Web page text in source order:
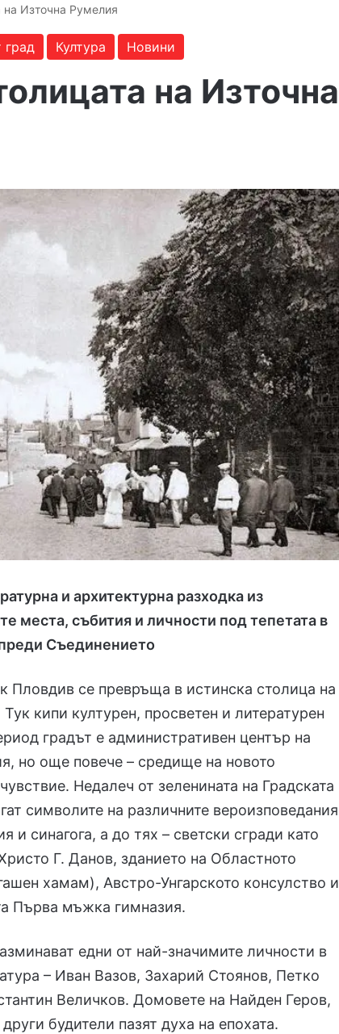
на Източна Румелия
град Култура Новини
на Източна
и архитектурна разходка из
места, събития и личности под тепетата в
Съединението
Пловдив се превръща в истинска столица на
кипи културен, просветен и литературен
градът е административен център на
но още повече – средище на новото
Недалеч от зеленината на Градската
символите на различните вероизповедания
и синагога, а до тях – светски сгради като
Г. Данов, зданието на Областното
хамам), Австро-Унгарското консулство и
Първа мъжка гимназия.
едни от най-значимите личности в
– Иван Вазов, Захарий Стоянов, Петко
Величков. Домовете на Найден Геров,
будители пазят духа на епохата.